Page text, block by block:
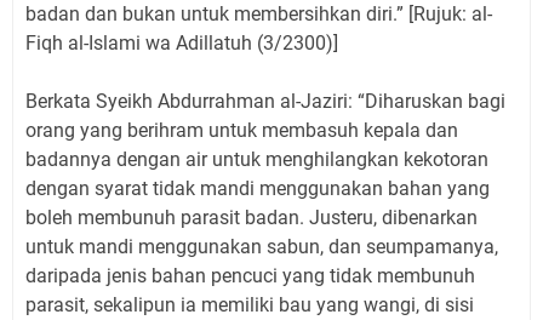
badan dan bukan untuk membersihkan diri.” [Rujuk: al-
Fiqh al-Islami wa Adillatuh (3/2300)]
Berkata Syeikh Abdurrahman al-Jaziri: “Diharuskan bagi
orang yang berihram untuk membasuh kepala dan
badannya dengan air untuk menghilangkan kekotoran
dengan syarat tidak mandi menggunakan bahan yang
boleh membunuh parasit badan. Justeru, dibenarkan
untuk mandi menggunakan sabun, dan seumpamanya,
daripada jenis bahan pencuci yang tidak membunuh
parasit, sekalipun ia memiliki bau yang wangi, di sisi